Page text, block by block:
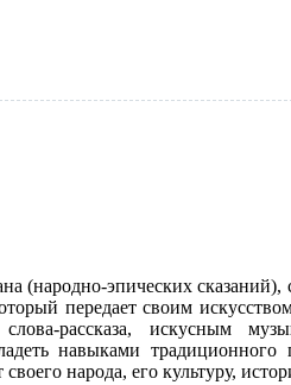
(народно-эпических сказаний),
передает своим
рассказа, искусным
навыками
народа, его культуру,